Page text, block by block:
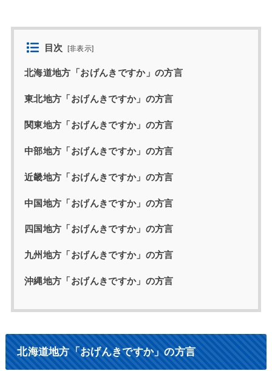
目次 [非表示]
北海道地方「おげんきですか」の方言
東北地方「おげんきですか」の方言
関東地方「おげんきですか」の方言
中部地方「おげんきですか」の方言
近畿地方「おげんきですか」の方言
中国地方「おげんきですか」の方言
四国地方「おげんきですか」の方言
九州地方「おげんきですか」の方言
沖縄地方「おげんきですか」の方言
北海道地方「おげんきですか」の方言